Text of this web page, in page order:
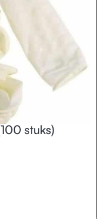
stuks)